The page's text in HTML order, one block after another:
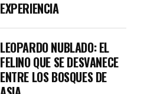
EXPERIENCIA
LEOPARDO NUBLADO: EL
FELINO QUE SE DESVANECE
ENTRE LOS BOSQUES DE